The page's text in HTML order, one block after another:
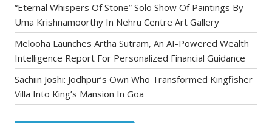
“Eternal Whispers Of Stone” Solo Show Of Paintings By
Uma Krishnamoorthy In Nehru Centre Art Gallery
Melooha Launches Artha Sutram, An AI-Powered Wealth
Intelligence Report For Personalized Financial Guidance
Sachiin Joshi: Jodhpur’s Own Who Transformed Kingfisher
Villa Into King’s Mansion In Goa